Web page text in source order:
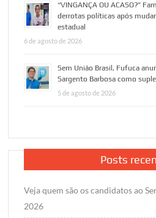
“VINGANÇA OU ACASO?”
derrotas políticas após
estadual
6 de agosto de 2026
Sem União Brasil, Fufuca
Sargento Barbosa como
5 de agosto de 2026
Posts
Veja quem são os candidatos ao
2026